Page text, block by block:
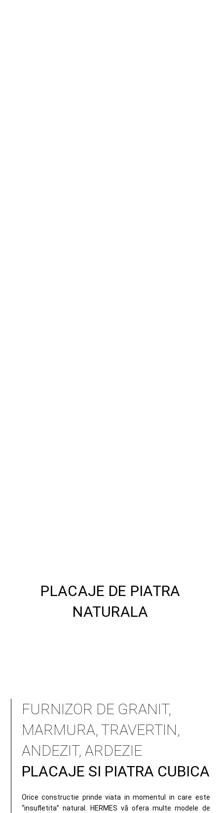
PLACAJE DE PIATRA
NATURALA
FURNIZOR DE GRANIT,
MARMURA, TRAVERTIN,
ANDEZIT, ARDEZIE
PLACAJE SI PIATRA CUBICA
Orice constructie prinde viata in momentul in care este
“insufletita” natural. HERMES vă ofera multe modele de